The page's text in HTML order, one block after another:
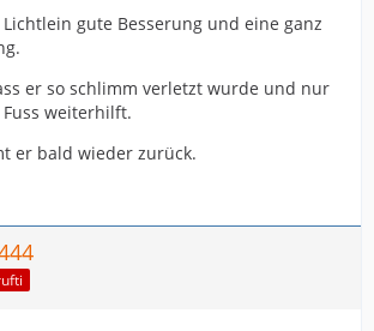
gute Besserung und eine ganz
er so schlimm verletzt wurde und nur
Fuss weiterhilft.
er bald wieder zurück.